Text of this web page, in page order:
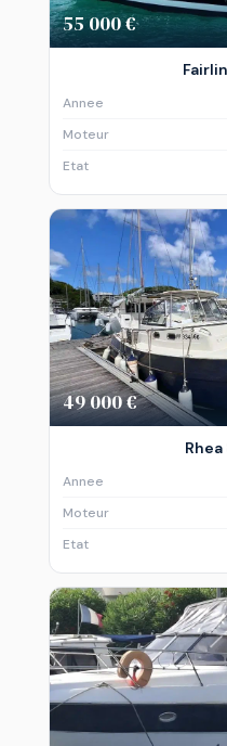
55 000 €
Annee
Moteur
Etat
49 000 €
Annee
Moteur
Etat